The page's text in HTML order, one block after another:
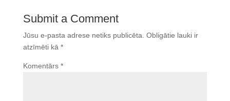
Submit a Comment
Jūsu e-pasta adrese netiks publicēta. Obligātie lauki ir
atzīmēti kā *
Komentārs *